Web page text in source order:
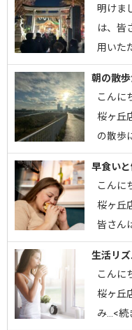
明けま
は、皆
用いた
朝の散
こんに
桜ヶ丘
の散歩
早食い
こんに
桜ヶ丘
皆さん
生活リ
こんに
桜ヶ丘
み…<続